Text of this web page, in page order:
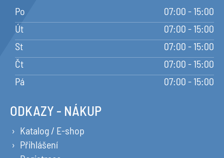
Po
07:00 - 15:00
Út
07:00 - 15:00
St
07:00 - 15:00
Čt
07:00 - 15:00
Pá
07:00 - 15:00
ODKAZY - NÁKUP
Katalog / E-shop
Přihlášení